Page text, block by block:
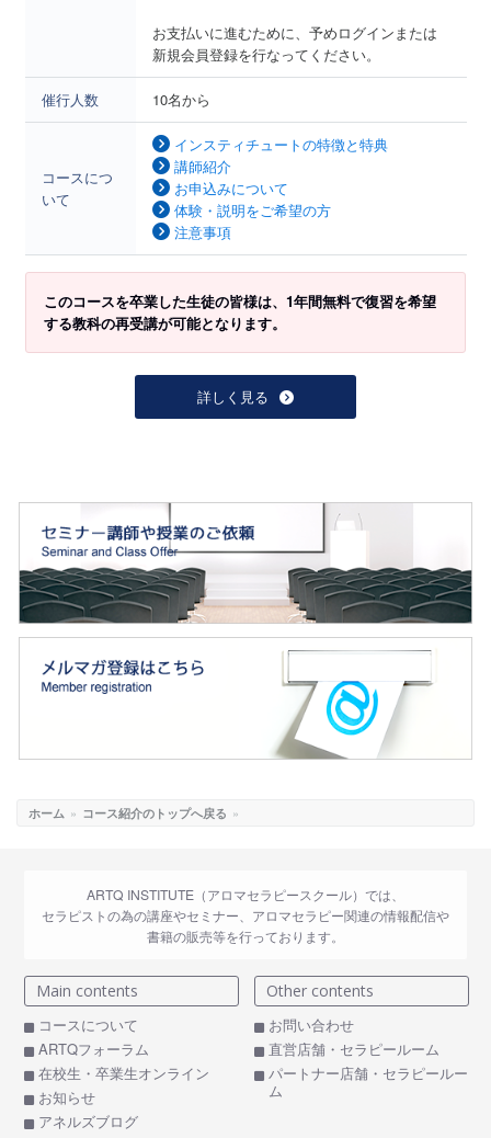
お支払いに進むために、予めログインまたは
新規会員登録を行なってください。
催行人数 10名から
コースにつ
いて
インスティチュートの特徴と特典
講師紹介
お申込みについて
体験・説明をご希望の方
注意事項
このコースを卒業した生徒の皆様は、1年間無料で復習を希望
する教科の再受講が可能となります。
詳しく見る
ホーム » コース紹介のトップへ戻る »
ARTQ INSTITUTE（アロマセラピースクール）では、
セラピストの為の講座やセミナー、アロマセラピー関連の情報配信や
書籍の販売等を行っております。
Main contents
コースについて
ARTQフォーラム
在校生・卒業生オンライン
お知らせ
アネルズブログ
Other contents
お問い合わせ
直営店舗・セラピールーム
パートナー店舗・セラピールー
ム